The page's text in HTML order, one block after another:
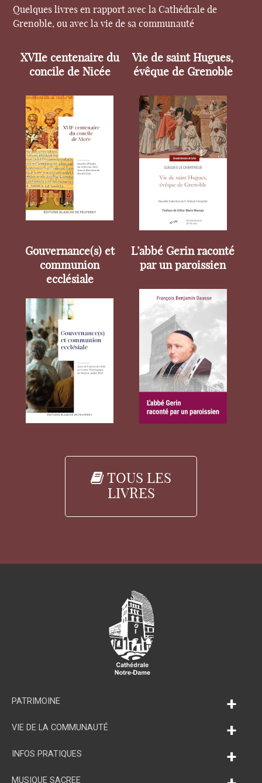
Quelques livres en rapport avec la Cathédrale de
Grenoble, ou avec la vie de sa communauté
XVIIe centenaire du
concile de Nicée
Vie de saint Hugues,
évêque de Grenoble
Gouvernance(s) et
communion
ecclésiale
L’abbé Gerin raconté
par un paroissien
TOUS LES
LIVRES
PATRIMOINE +
VIE DE LA COMMUNAUTÉ +
INFOS PRATIQUES +
MUSIQUE SACREE